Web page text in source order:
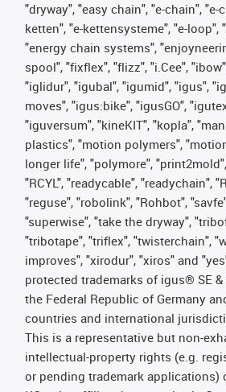
"dryway", "easy chain", "e-chain", "e-
ketten", "e-kettensysteme", "e-loop",
"energy chain systems",
spool", "fixflex", "flizz", "i.Cee",
"iglidur", "igubal", "igumid", "igus",
moves", "igus:bike", "igusGO",
"iguversum", "kineKIT", "kopla",
plastics", "motion polymers",
longer life", "polymore",
"RCYL", "readycable", "readychain",
"reguse", "robolink", "Rohbot",
"superwise", "take the dryway",
"tribotape", "triflex", "twisterchain",
improves", "xirodur", "xiros" and
protected trademarks of igus® SE &
the Federal Republic of Germany
countries and international
This is a representative but non-
intellectual-property rights (e.g.
or pending trademark applications)